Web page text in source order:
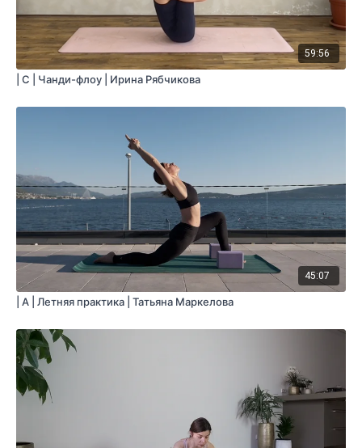
59:56
| C | Чанди-флоу | Ирина Рябчикова
45:07
| A | Летняя практика | Татьяна Маркелова